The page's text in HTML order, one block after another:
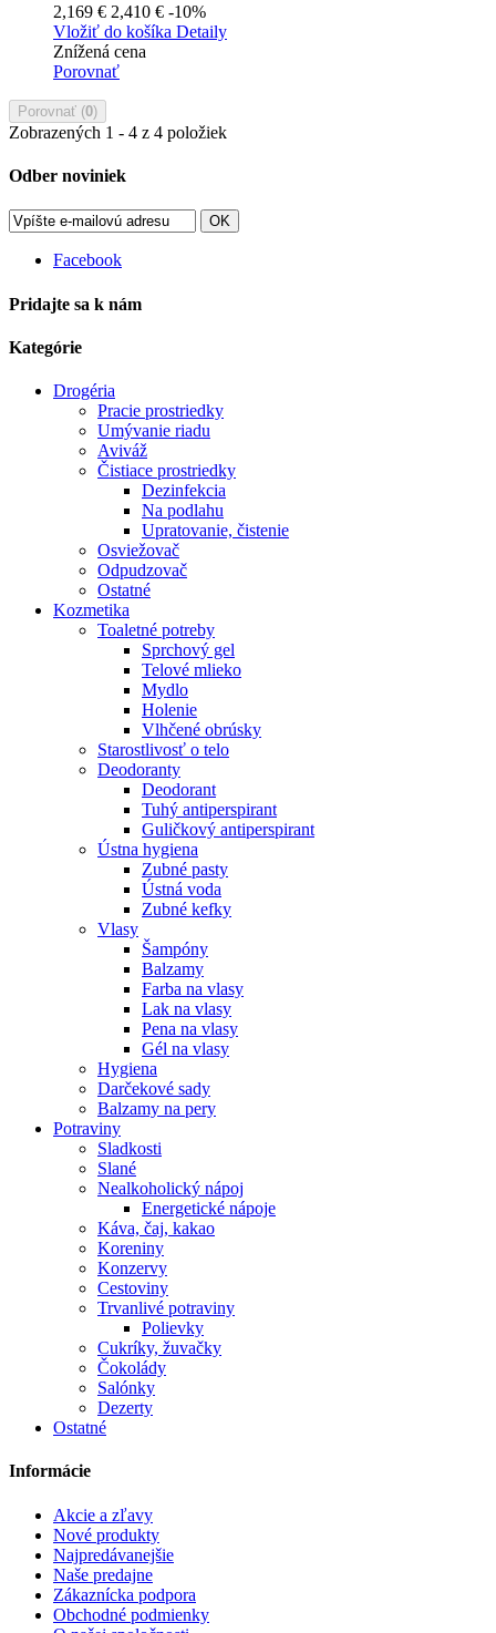
2,169 € 2,410 € -10%
Vložiť do košíka Detaily
Znížená cena
Porovnať
Porovnať (0)
Zobrazených 1 - 4 z 4 položiek
Odber noviniek
OK
Facebook
Pridajte sa k nám
Kategórie
Drogéria
Pracie prostriedky
Umývanie riadu
Aviváž
Čistiace prostriedky
Dezinfekcia
Na podlahu
Upratovanie, čistenie
Osviežovač
Odpudzovač
Ostatné
Kozmetika
Toaletné potreby
Sprchový gel
Telové mlieko
Mydlo
Holenie
Vlhčené obrúsky
Starostlivosť o telo
Deodoranty
Deodorant
Tuhý antiperspirant
Guličkový antiperspirant
Ústna hygiena
Zubné pasty
Ústná voda
Zubné kefky
Vlasy
Šampóny
Balzamy
Farba na vlasy
Lak na vlasy
Pena na vlasy
Gél na vlasy
Hygiena
Darčekové sady
Balzamy na pery
Potraviny
Sladkosti
Slané
Nealkoholický nápoj
Energetické nápoje
Káva, čaj, kakao
Koreniny
Konzervy
Cestoviny
Trvanlivé potraviny
Polievky
Cukríky, žuvačky
Čokolády
Salónky
Dezerty
Ostatné
Informácie
Akcie a zľavy
Nové produkty
Najpredávanejšie
Naše predajne
Zákaznícka podpora
Obchodné podmienky